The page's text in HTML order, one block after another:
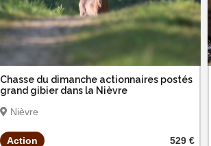
Chasse du dimanche actionnaires postés
grand gibier dans la Nièvre
Nièvre
Action 529 €